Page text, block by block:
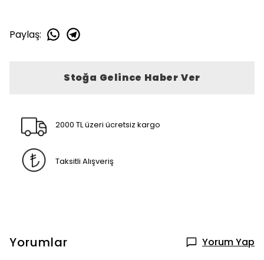
Paylaş:
Stoğa Gelince Haber Ver
2000 TL üzeri ücretsiz kargo
Taksitli Alışveriş
Yorumlar Yorum Yap